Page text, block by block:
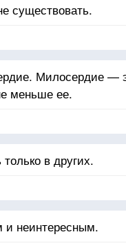
существовать.
Милосердие —
меньше ее.
в других.
неинтересным.